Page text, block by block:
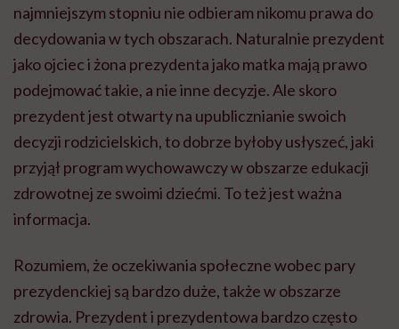
najmniejszym stopniu nie odbieram nikomu prawa do
decydowania w tych obszarach. Naturalnie prezydent
jako ojciec i żona prezydenta jako matka mają prawo
podejmować takie, a nie inne decyzje. Ale skoro
prezydent jest otwarty na upublicznianie swoich
decyzji rodzicielskich, to dobrze byłoby usłyszeć, jaki
przyjął program wychowawczy w obszarze edukacji
zdrowotnej ze swoimi dziećmi. To też jest ważna
informacja.
Rozumiem, że oczekiwania społeczne wobec pary
prezydenckiej są bardzo duże, także w obszarze
zdrowia. Prezydent i prezydentowa bardzo często